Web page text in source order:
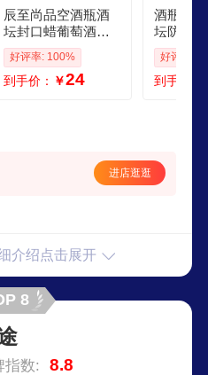
辰至尚品空酒瓶酒
坛封口蜡葡萄酒瓶
密封蜡天然蜂蜡封
酒蜡家具抛光蜡酒
坛封 白蜂蜡6块约一
好评率: 100%
到手价： ￥24
酒瓶封
坛防跑
藏白酒
坛蜡250
密封蜂
好评率:
到手价：
进店逛逛
介绍点击展开
8
指数: 8.8